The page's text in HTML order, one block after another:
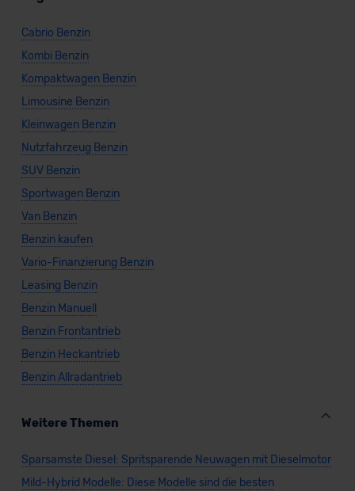
Cabrio Benzin
Kombi Benzin
Kompaktwagen Benzin
Limousine Benzin
Kleinwagen Benzin
Nutzfahrzeug Benzin
SUV Benzin
Sportwagen Benzin
Van Benzin
Benzin kaufen
Vario-Finanzierung Benzin
Leasing Benzin
Benzin Manuell
Benzin Frontantrieb
Benzin Heckantrieb
Benzin Allradantrieb
Weitere Themen
Sparsamste Diesel: Spritsparende Neuwagen mit Dieselmotor
Mild-Hybrid Modelle: Diese Modelle sind die besten